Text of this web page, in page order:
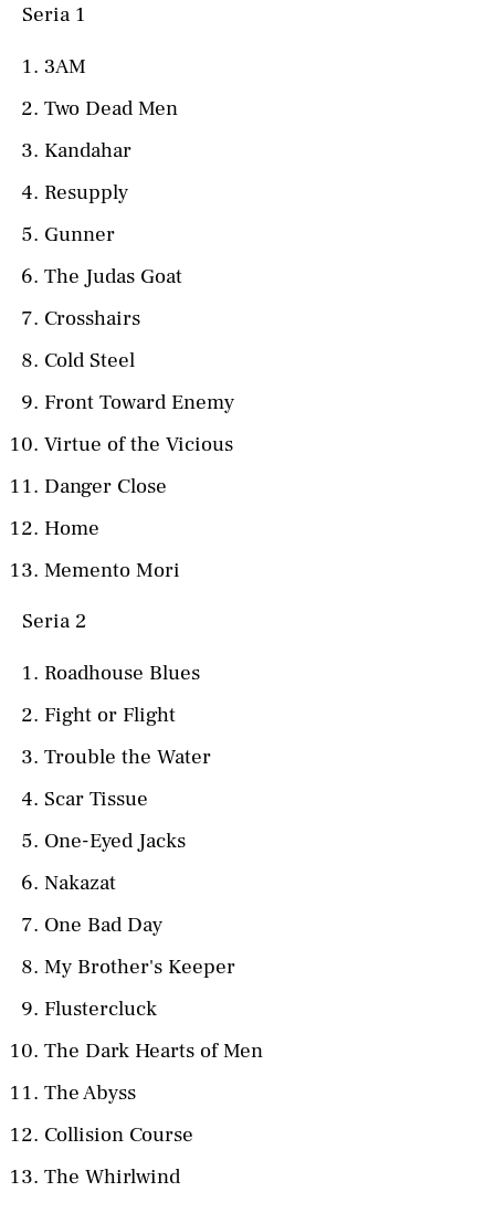
Seria 1
3AM
Two Dead Men
Kandahar
Resupply
Gunner
The Judas Goat
Crosshairs
Cold Steel
Front Toward Enemy
Virtue of the Vicious
Danger Close
Home
Memento Mori
Seria 2
Roadhouse Blues
Fight or Flight
Trouble the Water
Scar Tissue
One-Eyed Jacks
Nakazat
One Bad Day
My Brother's Keeper
Flustercluck
The Dark Hearts of Men
The Abyss
Collision Course
The Whirlwind